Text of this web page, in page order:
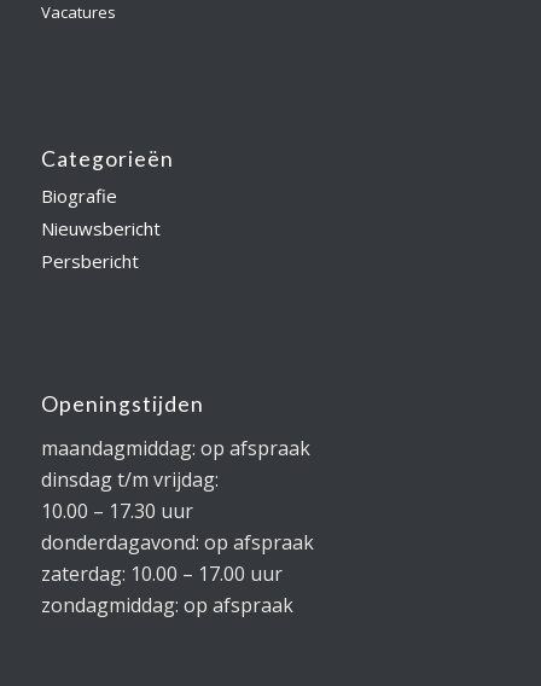
Vacatures
Categorieën
Biografie
Nieuwsbericht
Persbericht
Openingstijden
maandagmiddag: op afspraak
dinsdag t/m vrijdag:
10.00 – 17.30 uur
donderdagavond: op afspraak
zaterdag: 10.00 – 17.00 uur
zondagmiddag: op afspraak